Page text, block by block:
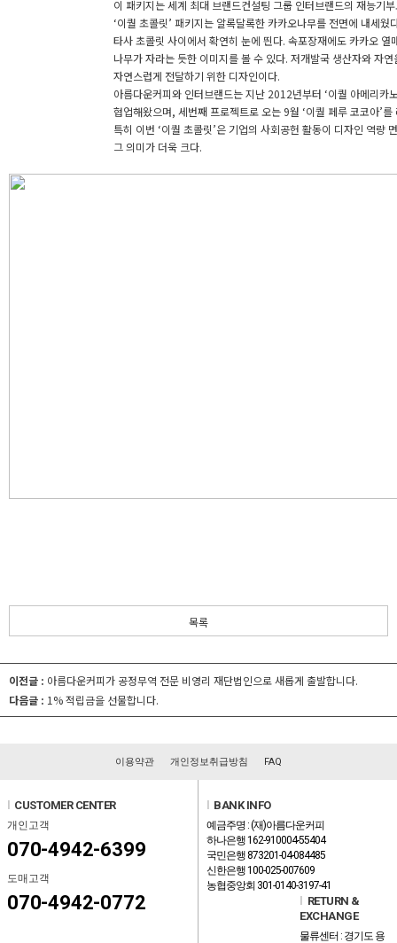
이 패키지는 세계 최대 브랜드컨설팅 그룹 인터브랜드의 재능기
‘이퀄 초콜릿’ 패키지는 알록달록한 카카오나무를 전면에 내세웠
타사 초콜릿 사이에서 확연히 눈에 띈다. 속포장재에도 카카오 열
나무가 자라는 듯한 이미지를 볼 수 있다. 저개발국 생산자와 자
자연스럽게 전달하기 위한 디자인이다.
아름다운커피와 인터브랜드는 지난 2012년부터 ‘이퀄 아메리카
협업해왔으며, 세번째 프로젝트로 오는 9월 ‘이퀄 페루 코코아’
특히 이번 ‘이퀄 초콜릿’은 기업의 사회공헌 활동이 디자인 역량
그 의미가 더욱 크다.
목록
이전글 : 아름다운커피가 공정무역 전문 비영리 재단법인으로 새롭게 출발합니다.
다음글 : 1% 적립금을 선물합니다.
이용약관 개인정보취급방침 FAQ
CUSTOMER CENTER
개인고객
070-4942-6399
도매고객
070-4942-0772
BANK INFO
예금주명 : (재)아름다운커피
하나은행 162-910004-55404
국민은행 873201-04-084485
신한은행 100-025-007609
농협중앙회 301-0140-3197-41
RETURN &
EXCHANGE
물류센터 : 경기도 용